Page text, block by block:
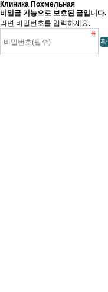
Клиника Похмельная
비밀글 기능으로 보호된 글입니다.
라면 비밀번호를 입력하세요.